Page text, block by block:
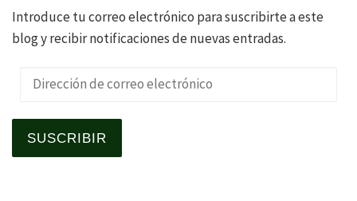
Introduce tu correo electrónico para suscribirte a este
blog y recibir notificaciones de nuevas entradas.
Dirección de correo electrónico
SUSCRIBIR